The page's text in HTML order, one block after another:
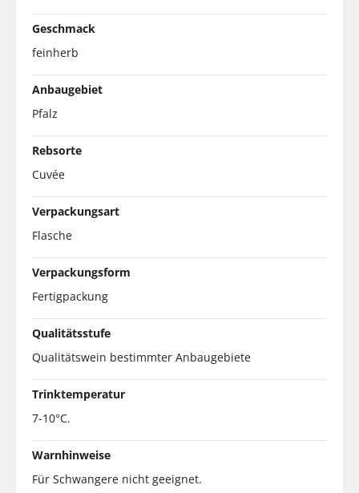
Geschmack
feinherb
Anbaugebiet
Pfalz
Rebsorte
Cuvée
Verpackungsart
Flasche
Verpackungsform
Fertigpackung
Qualitätsstufe
Qualitätswein bestimmter Anbaugebiete
Trinktemperatur
7-10°C.
Warnhinweise
Für Schwangere nicht geeignet.